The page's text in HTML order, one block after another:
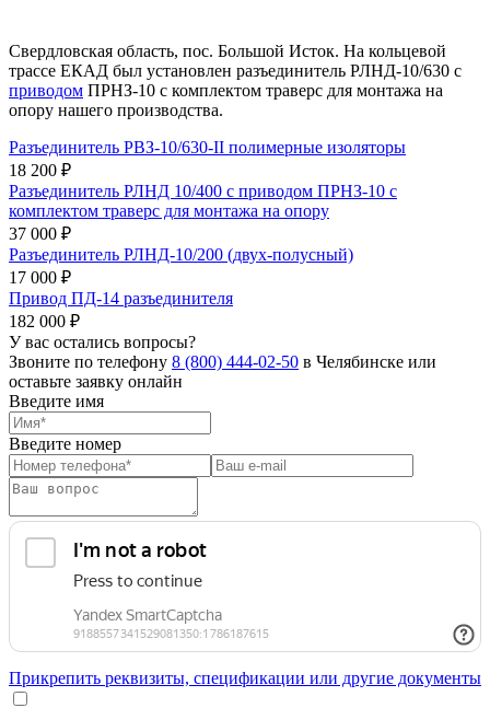
Свердловская область, пос. Большой Исток. На кольцевой
трассе ЕКАД был установлен разъединитель РЛНД-10/630 с
приводом ПРНЗ-10 с комплектом траверс для монтажа на
опору нашего производства.
Разъединитель РВЗ-10/630-II полимерные изоляторы
18 200 ₽
Разъединитель РЛНД 10/400 с приводом ПРНЗ-10 с
комплектом траверс для монтажа на опору
37 000 ₽
Разъединитель РЛНД-10/200 (двух-полусный)
17 000 ₽
Привод ПД-14 разъединителя
182 000 ₽
У вас остались вопросы?
Звоните по телефону 8 (800) 444-02-50 в Челябинске или
оставьте заявку онлайн
Введите имя
Введите номер
Прикрепить реквизиты, спецификации или другие документы